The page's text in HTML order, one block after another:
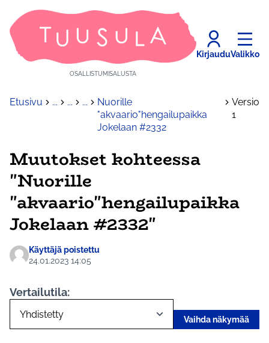
OSALLISTUMISALUSTA
KirjauduValikko
Etusivu ... ... ...
Nuorille
"akvaario"hengailupaikka
Jokelaan #2332
Versio
1
Muutokset kohteessa
"Nuorille
"akvaario"hengailupaikka
Jokelaan #2332"
Käyttäjä poistettu
24.01.2023 14:05
Vertailutila:
Vaihda näkymää